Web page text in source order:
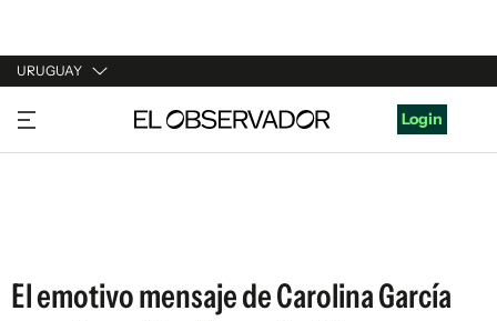
URUGUAY
URUGUAY
ARGENTINA
Login
El emotivo mensaje de Carolina García